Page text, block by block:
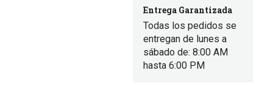
Entrega Garantizada
Todas los pedidos se
entregan de lunes a
sábado de: 8:00 AM
hasta 6:00 PM